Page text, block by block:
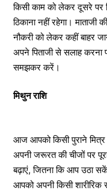
किसी काम को लेकर दूसरे पर
ठिकाना नहीं रहेगा।
नौकरी को लेकर कहीं बाहर
अपने पिताजी से सलाह करना
समझकर करें।
मिथुन राशि
आज आपको किसी पुराने
अपनी जरूरत की चीजों पर
बढ़ाएं, जितना कि आप उठा
आपको अपनी किसी